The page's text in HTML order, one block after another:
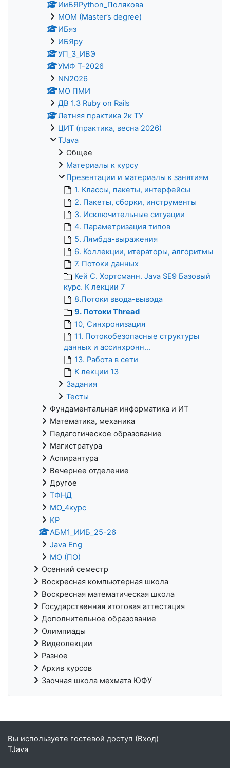
ИиБЯPython_Полякова
MOM (Master’s degree)
ИБяз
ИБЯpy
УП_3_ИВЭ
УМФ Т-2026
NN2026
МО ПМИ
ДВ 1.3 Ruby on Rails
Летняя практика 2к ТУ
ЦИТ (практика, весна 2026)
TJava
Общее
Материалы к курсу
Презентации и материалы к занятиям
1. Классы, пакеты, интерфейсы
2. Пакеты, сборки, инструменты
3. Исключительные ситуации
4. Параметризация типов
5. Лямбда-выражения
6. Коллекции, итераторы, алгоритмы
7. Потоки данных
Кей С. Хортсманн. Java SE9 Базовый
курс. К лекции 7
8.Потоки ввода-вывода
9. Потоки Thread
10, Синхронизация
11. Потокобезопасные структуры
данных и ассинхронн...
13. Работа в сети
К лекции 13
Задания
Тесты
Фундаментальная информатика и ИТ
Математика, механика
Педагогическое образование
Магистратура
Аспирантура
Вечернее отделение
Другое
ТФНД
МО_4курс
KP
АБМ1_ИИБ_25-26
Java Eng
МО (ПО)
Осенний семестр
Воскресная компьютерная школа
Воскресная математическая школа
Государственная итоговая аттестация
Дополнительное образование
Олимпиады
Видеолекции
Разное
Архив курсов
Заочная школа мехмата ЮФУ
Вы используете гостевой доступ (Вход)
TJava